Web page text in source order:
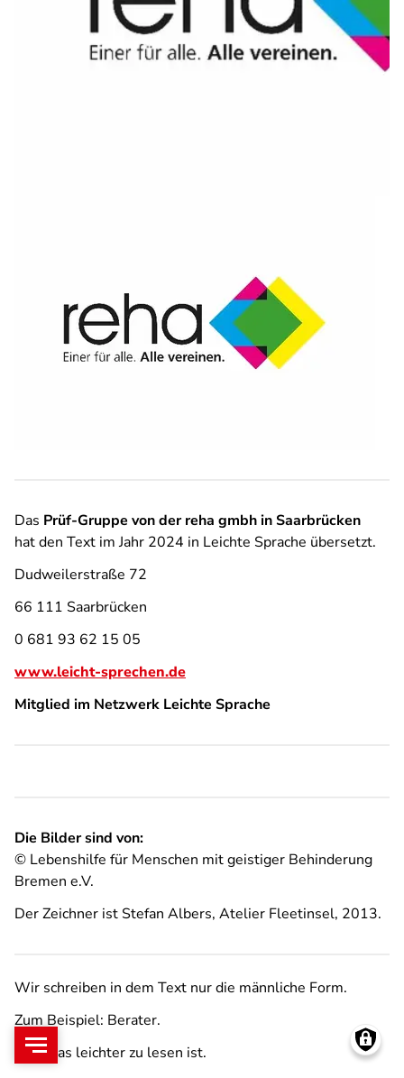
Das Prüf-Gruppe von der reha gmbh in Saarbrücken
hat den Text im Jahr 2024 in Leichte Sprache übersetzt.
Dudweilerstraße 72
66 111 Saarbrücken
0 681 93 62 15 05
www.leicht-sprechen.de
Mitglied im Netzwerk Leichte Sprache
Die Bilder sind von:
© Lebenshilfe für Menschen mit geistiger Behinderung
Bremen e.V.
Der Zeichner ist Stefan Albers, Atelier Fleetinsel, 2013.
Wir schreiben in dem Text nur die männliche Form.
Zum Beispiel: Berater.
Weil das leichter zu lesen ist.